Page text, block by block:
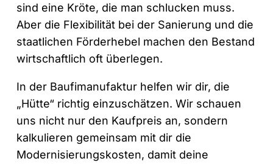
sind eine Kröte, die man schlucken muss.
Aber die Flexibilität bei der Sanierung und die
staatlichen Förderhebel machen den Bestand
wirtschaftlich oft überlegen.
In der Baufimanufaktur helfen wir dir, die
„Hütte“ richtig einzuschätzen. Wir schauen
uns nicht nur den Kaufpreis an, sondern
kalkulieren gemeinsam mit dir die
Modernisierungskosten, damit deine